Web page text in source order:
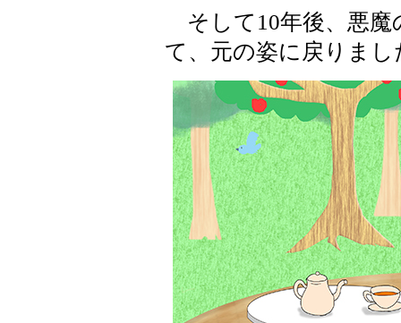
そして10年後、悪魔
て、元の姿に戻りまし